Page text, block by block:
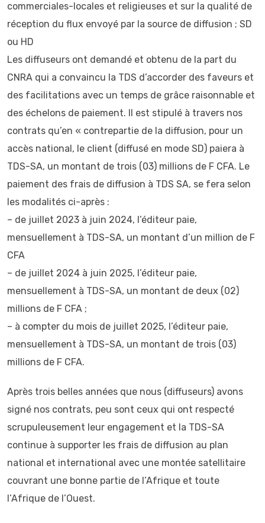
commerciales-locales et religieuses et sur la qualité de
réception du flux envoyé par la source de diffusion ; SD
ou HD
Les diffuseurs ont demandé et obtenu de la part du
CNRA qui a convaincu la TDS d’accorder des faveurs et
des facilitations avec un temps de grâce raisonnable et
des échelons de paiement. Il est stipulé à travers nos
contrats qu’en « contrepartie de la diffusion, pour un
accès national, le client (diffusé en mode SD) paiera à
TDS-SA, un montant de trois (03) millions de F CFA. Le
paiement des frais de diffusion à TDS SA, se fera selon
les modalités ci-après :
– de juillet 2023 à juin 2024, l’éditeur paie,
mensuellement à TDS-SA, un montant d’un million de F
CFA
– de juillet 2024 à juin 2025, l’éditeur paie,
mensuellement à TDS-SA, un montant de deux (02)
millions de F CFA ;
– à compter du mois de juillet 2025, l’éditeur paie,
mensuellement à TDS-SA, un montant de trois (03)
millions de F CFA.
Après trois belles années que nous (diffuseurs) avons
signé nos contrats, peu sont ceux qui ont respecté
scrupuleusement leur engagement et la TDS-SA
continue à supporter les frais de diffusion au plan
national et international avec une montée satellitaire
couvrant une bonne partie de l’Afrique et toute
l’Afrique de l’Ouest.